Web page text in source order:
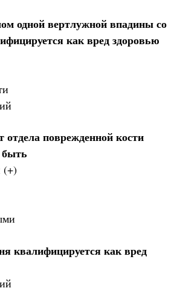
одной вертлужной впадины со
как вред здоровью
отдела поврежденной кости
(+)
квалифицируется как вред